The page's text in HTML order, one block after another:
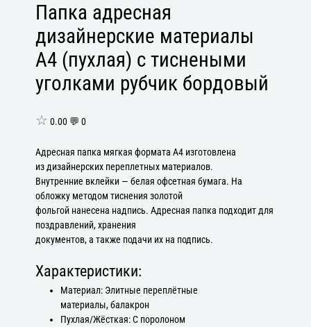
Папка адресная
дизайнерские материалы
А4 (пухлая) с тиснеными
уголками рубчик бордовый
☆ 0.00 💬 0
Адресная папка мягкая формата А4 изготовлена
из дизайнерских переплетных материалов.
Внутренние вклейки — белая офсетная бумага. На
обложку методом тиснения золотой
фольгой нанесена надпись. Адресная папка подходит для
поздравлений, хранения
документов, а также подачи их на подпись.
Характеристики:
Материал: Элитные переплётные
материалы, балакрон
Пухлая/Жёсткая: С поролоном